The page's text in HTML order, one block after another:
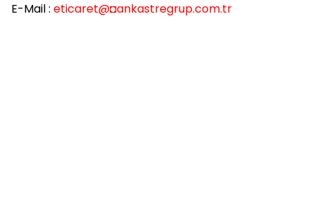
E-Mail : eticaret@◘ankastregrup.com.tr